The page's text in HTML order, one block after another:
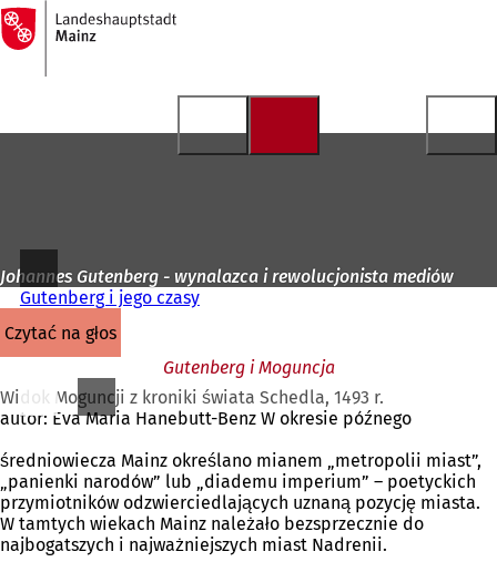
Przejdź do treści
Do
strony
głównej
Johannes Gutenberg - wynalazca i rewolucjonista mediów
Gutenberg i jego czasy
czytać na głos
Gutenberg i Moguncja
Widok Moguncji z kroniki świata Schedla, 1493 r.
autor: Eva Maria Hanebutt-Benz W okresie późnego
średniowiecza Mainz określano mianem „metropolii miast”,
„panienki narodów” lub „diademu imperium” – poetyckich
przymiotników odzwierciedlających uznaną pozycję miasta.
W tamtych wiekach Mainz należało bezsprzecznie do
najbogatszych i najważniejszych miast Nadrenii.